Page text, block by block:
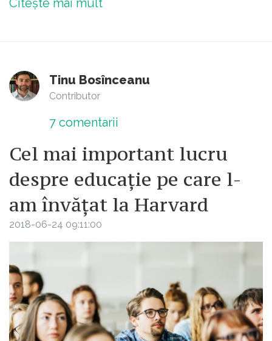
Citește mai mult
Tinu Bosînceanu
Contributor
7 comentarii
Cel mai important lucru
despre educație pe care l-
am învățat la Harvard
2018-06-24 09:11:00